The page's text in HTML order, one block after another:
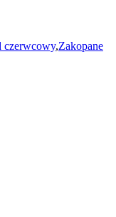
czerwcowy,Zakopane